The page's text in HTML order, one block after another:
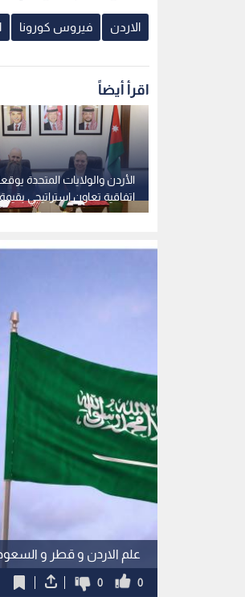
الاردن فيروس كورونا
اقرأ أيضاً
الأردن والولايات المتحدة
اتفاقية تعاون استراتيجي بقيمة
354.6 مليون دولار
علم الاردن و قطر و
0
0